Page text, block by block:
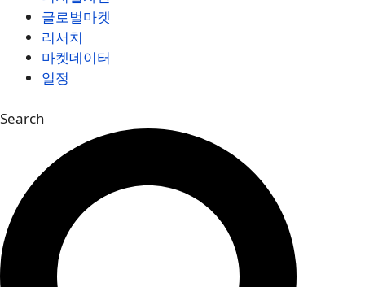
글로벌마켓
리서치
마켓데이터
일정
Search